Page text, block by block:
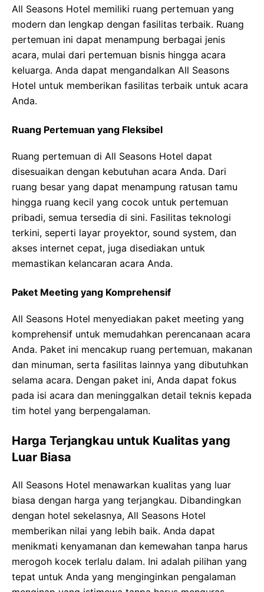
All Seasons Hotel memiliki ruang pertemuan yang
modern dan lengkap dengan fasilitas terbaik. Ruang
pertemuan ini dapat menampung berbagai jenis
acara, mulai dari pertemuan bisnis hingga acara
keluarga. Anda dapat mengandalkan All Seasons
Hotel untuk memberikan fasilitas terbaik untuk acara
Anda.
Ruang Pertemuan yang Fleksibel
Ruang pertemuan di All Seasons Hotel dapat
disesuaikan dengan kebutuhan acara Anda. Dari
ruang besar yang dapat menampung ratusan tamu
hingga ruang kecil yang cocok untuk pertemuan
pribadi, semua tersedia di sini. Fasilitas teknologi
terkini, seperti layar proyektor, sound system, dan
akses internet cepat, juga disediakan untuk
memastikan kelancaran acara Anda.
Paket Meeting yang Komprehensif
All Seasons Hotel menyediakan paket meeting yang
komprehensif untuk memudahkan perencanaan acara
Anda. Paket ini mencakup ruang pertemuan, makanan
dan minuman, serta fasilitas lainnya yang dibutuhkan
selama acara. Dengan paket ini, Anda dapat fokus
pada isi acara dan meninggalkan detail teknis kepada
tim hotel yang berpengalaman.
Harga Terjangkau untuk Kualitas yang
Luar Biasa
All Seasons Hotel menawarkan kualitas yang luar
biasa dengan harga yang terjangkau. Dibandingkan
dengan hotel sekelasnya, All Seasons Hotel
memberikan nilai yang lebih baik. Anda dapat
menikmati kenyamanan dan kemewahan tanpa harus
merogoh kocek terlalu dalam. Ini adalah pilihan yang
tepat untuk Anda yang menginginkan pengalaman